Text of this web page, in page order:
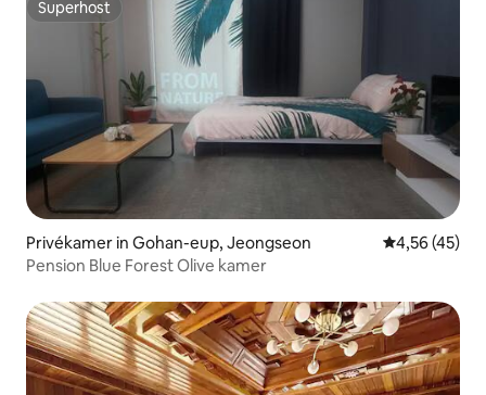
Superhost
Superhost
Privékamer in Gohan-eup, Jeongseon Gemiddelde
4,56 (45)
Pension Blue Forest Olive kamer